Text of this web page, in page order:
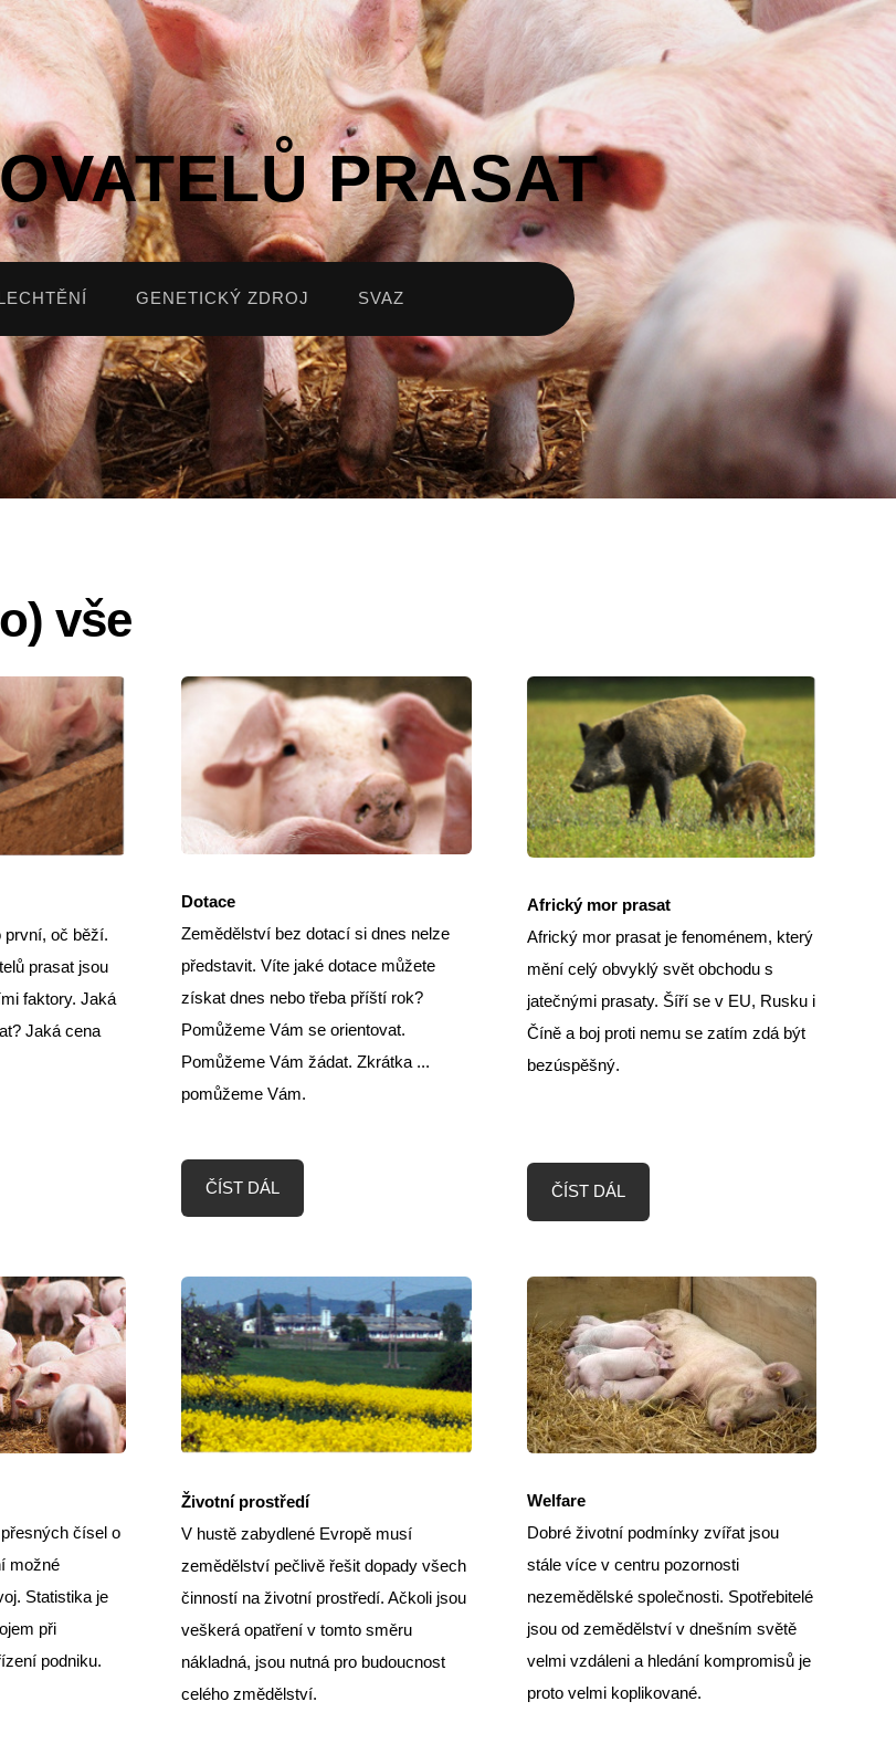
PRASAT
GENETICKÝ ZDROJ SVAZ
vše
první, oč běží.
prasat jsou
faktory. Jaká
Jaká cena
Dotace
Zemědělství bez dotací si dnes nelze
představit. Víte jaké dotace můžete
získat dnes nebo třeba příští rok?
Pomůžeme Vám se orientovat.
Pomůžeme Vám žádat. Zkrátka ...
pomůžeme Vám.
ČÍST DÁL
Africký mor prasat
Africký mor prasat je fenoménem, který
mění celý obvyklý svět obchodu s
jatečnými prasaty. Šíří se v EU, Rusku i
Číně a boj proti nemu se zatím zdá být
bezúspěšný.
ČÍST DÁL
čísel o
možné
Statistika je
při
podniku.
Životní prostředí
V hustě zabydlené Evropě musí
zemědělství pečlivě řešit dopady všech
činností na životní prostředí. Ačkoli jsou
veškerá opatření v tomto směru
nákladná, jsou nutná pro budoucnost
celého změdělství.
Welfare
Dobré životní podmínky zvířat jsou
stále více v centru pozornosti
nezemědělské společnosti. Spotřebitelé
jsou od zemědělství v dnešním světě
velmi vzdáleni a hledání kompromisů je
proto velmi koplikované.